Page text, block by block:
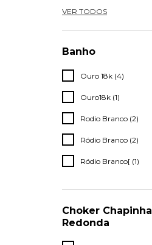
VER TODOS
Banho
Ouro 18k (4)
Ouro18k (1)
Rodio Branco (2)
Ródio Branco (2)
Ródio Branco[ (1)
Choker Chapinha
Redonda